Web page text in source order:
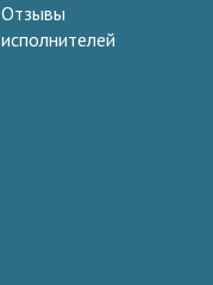
Отзывы
исполнителей